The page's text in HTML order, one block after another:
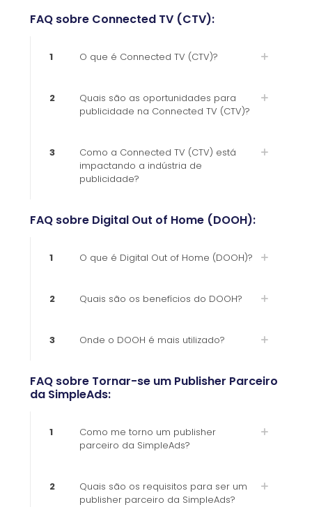
FAQ sobre Connected TV (CTV):
1 O que é Connected TV (CTV)?
2
Quais são as oportunidades para
publicidade na Connected TV (CTV)?
3
Como a Connected TV (CTV) está
impactando a indústria de
publicidade?
FAQ sobre Digital Out of Home (DOOH):
1 O que é Digital Out of Home (DOOH)?
2 Quais são os benefícios do DOOH?
3 Onde o DOOH é mais utilizado?
FAQ sobre Tornar-se um Publisher Parceiro
da SimpleAds:
1
Como me torno um publisher
parceiro da SimpleAds?
2
Quais são os requisitos para ser um
publisher parceiro da SimpleAds?